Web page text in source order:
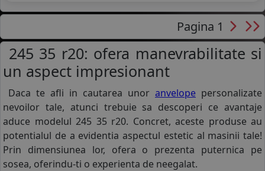
Pagina 1
245 35 r20: ofera manevrabilitate si
un aspect impresionant
Daca te afli in cautarea unor anvelope personalizate
nevoilor tale, atunci trebuie sa descoperi ce avantaje
aduce modelul 245 35 r20. Concret, aceste produse au
potentialul de a evidentia aspectul estetic al masinii tale!
Prin dimensiunea lor, ofera o prezenta puternica pe
sosea, oferindu-ti o experienta de neegalat.